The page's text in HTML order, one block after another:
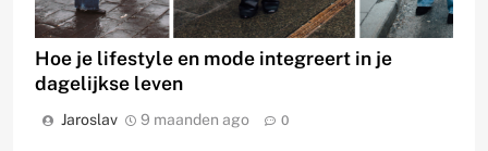
Hoe je lifestyle en mode integreert in je
dagelijkse leven
Jaroslav 9 maanden ago 0